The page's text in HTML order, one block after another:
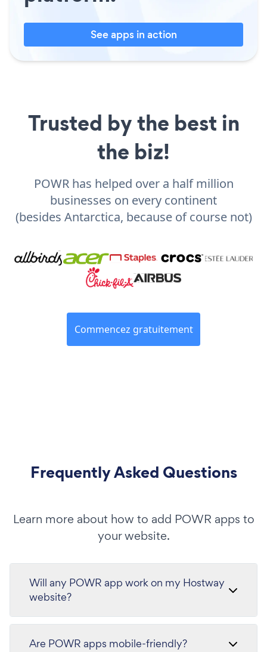
See apps in action
Trusted by the best in
the biz!
POWR has helped over a half million
businesses on every continent
(besides Antarctica, because of course not)
Commencez gratuitement
Frequently Asked Questions
Learn more about how to add POWR apps to
your website.
Will any POWR app work on my Hostway
website?
Are POWR apps mobile-friendly?